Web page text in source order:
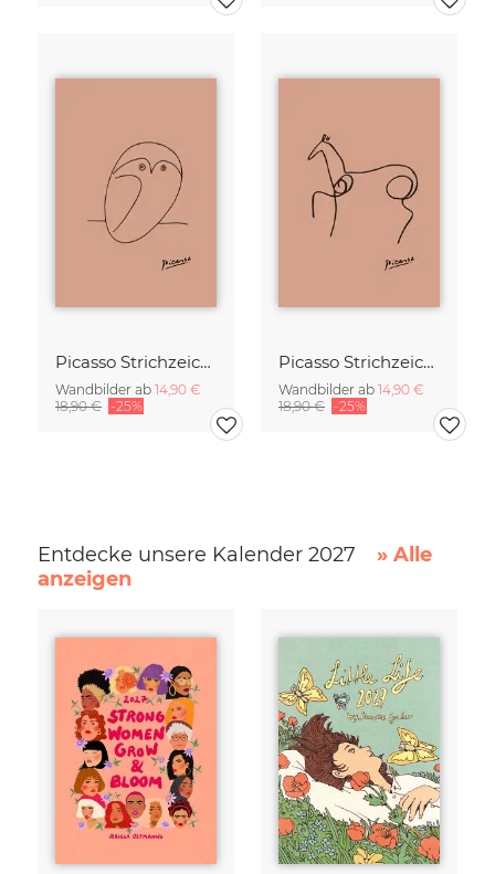
Picasso Strichzeichnung - Eule Terracotta
Wandbilder ab 14,90 €
18,90 € -25%
Picasso Strichzeichnung - Pferd Terracotta
Wandbilder ab 14,90 €
18,90 € -25%
Entdecke unsere Kalender 2027
» Alle
anzeigen